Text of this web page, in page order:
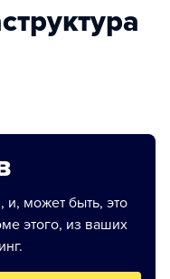
и, может быть, это
этого, из ваших